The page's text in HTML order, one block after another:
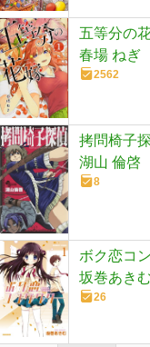
五等分の
春場 ねぎ
2562
拷問椅子
湖山 倫啓
8
ボク恋コ
坂巻あきむ
26